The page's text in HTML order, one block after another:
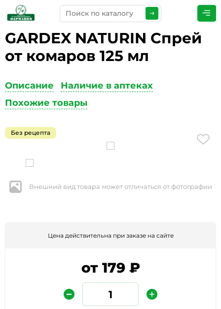
GARDEX NATURIN Спрей
от комаров 125 мл
Описание
Наличие в аптеках
Похожие товары
Без рецепта
Внешний вид товара может отличаться от фотографии
Цена действительна при заказе на сайте
от 179 ₽
ПРЕДСТАВЬТЕСЬ *
ТЕЛЕФОН*
ЭЛЕКТРОННАЯ ПОЧТА
КОММЕНТАРИИ*